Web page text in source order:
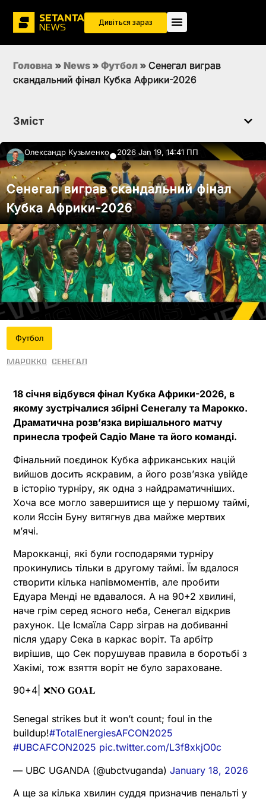
Дивіться зараз
Головна » News » Футбол » Сенегал виграв
скандальний фінал Кубка Африки-2026
Зміст
Олександр Кузьменко●2026 Jan 19, 14:41 ПП
Сенегал виграв скандальний фінал
Кубка Африки-2026
Футбол
Марокко Сенегал
18 січня відбувся фінал Кубка Африки-2026, в
якому зустрічалися збірні Сенегалу та Марокко.
Драматична розвʼязка вирішального матчу
принесла трофей Садіо Мане та його команді.
Фінальний поєдинок Кубка африканських націй
вийшов досить яскравим, а його розвʼязка увійде
в історію турніру, як одна з найдраматичніших.
Хоча все могло завершитися ще у першому таймі,
коли Яссін Буну витягнув два майже мертвих
мʼячі.
Марокканці, які були господарями турніру
прокинулись тільки в другому таймі. Їм вдалося
створити кілька напівмоментів, але пробити
Едуара Менді не вдавалося. А на 90+2 хвилині,
наче грім серед ясного неба, Сенегал відкрив
рахунок. Це Ісмаїла Сарр зіграв на добиванні
після удару Сека в каркас воріт. Та арбітр
вирішив, що Сек порушував правила в боротьбі з
Хакімі, тож взяття воріт не було зараховане.
90+4| ❌𝐍𝐎 𝐆𝐎𝐀𝐋
Senegal strikes but it won’t count; foul in the
buildup!#TotalEnergiesAFCON2025
#UBCAFCON2025 pic.twitter.com/L3f8xkjO0c
— UBC UGANDA (@ubctvuganda) January 18, 2026
А ще за кілька хвилин суддя призначив пенальті у